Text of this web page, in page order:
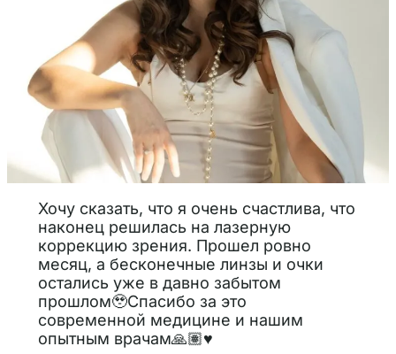
Хочу сказать, что я очень счастлива, что
наконец решилась на лазерную
коррекцию зрения. Прошел ровно
месяц, а бесконечные линзы и очки
остались уже в давно забытом
прошлом🥹Спасибо за это
современной медицине и нашим
опытным врачам🙏🏽♥️